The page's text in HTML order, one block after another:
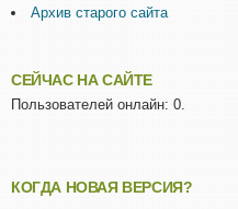
Архив старого сайта
СЕЙЧАС НА САЙТЕ
Пользователей онлайн: 0.
КОГДА НОВАЯ ВЕРСИЯ?